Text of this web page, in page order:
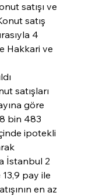
satışı ve
satış
4
Hakkari ve
satışları
göre
bin 483
ipotekli
İstanbul 2
pay ile
en az